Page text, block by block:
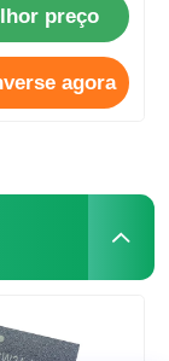
preço
agora